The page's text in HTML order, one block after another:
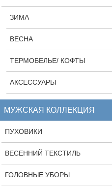
ЗИМА
ВЕСНА
ТЕРМОБЕЛЬЕ/ КОФТЫ
АКСЕССУАРЫ
МУЖСКАЯ КОЛЛЕКЦИЯ
ПУХОВИКИ
ВЕСЕННИЙ ТЕКСТИЛЬ
ГОЛОВНЫЕ УБОРЫ